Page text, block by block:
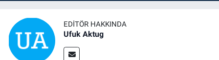
EDITÖR HAKKINDA
Ufuk Aktug